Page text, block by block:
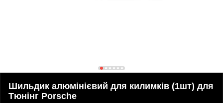
Шильдик алюмінієвий для килимків (1шт) для
Тюнінг Porsche